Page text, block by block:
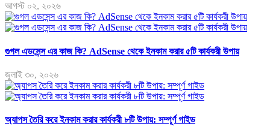
আগস্ট ০২, ২০২৬
গুগল এডসেন্স এর কাজ কি? AdSense থেকে ইনকাম করার ৫টি কার্যকরী উপায়
জুলাই ৩০, ২০২৬
অ্যাপস তৈরি করে ইনকাম করার কার্যকরী ৮টি উপায়: সম্পূর্ণ গাইড